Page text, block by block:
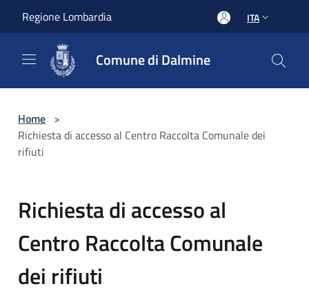
Regione Lombardia ITA
Comune di Dalmine
Home >
Richiesta di accesso al Centro Raccolta Comunale dei
rifiuti
Richiesta di accesso al
Centro Raccolta Comunale
dei rifiuti